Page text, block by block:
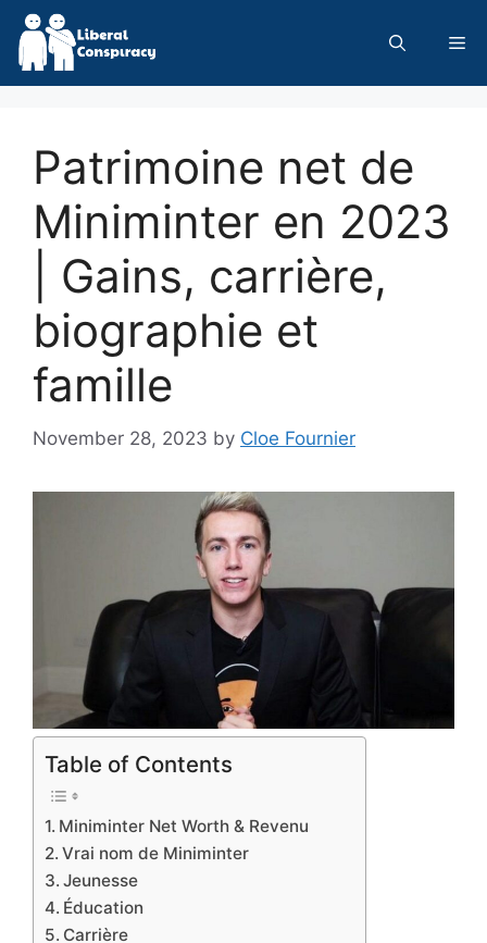
Skip
content
Patrimoine net de
Miniminter en 2023
| Gains, carrière,
biographie et
famille
November 28, 2023 by Cloe Fournier
Table of Contents
Miniminter Net Worth & Revenu
Vrai nom de Miniminter
Jeunesse
Éducation
Carrière